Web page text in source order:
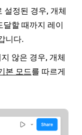
설정된 경우, 개체
달할 때까지 레이
니다.
않은 경우, 개체
본 모드를 따르게